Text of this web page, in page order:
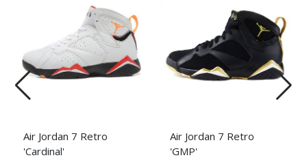
Air Jordan 7 Retro
'Cardinal'
Air Jordan 7 Retro
'GMP'